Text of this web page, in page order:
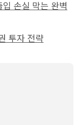
손실 막는 완벽
투자 전략